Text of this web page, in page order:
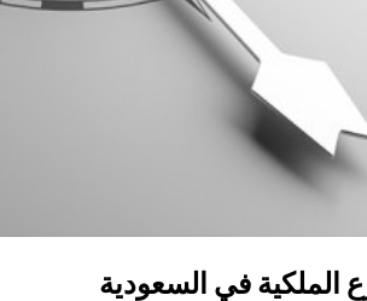
الملكية في السعودية